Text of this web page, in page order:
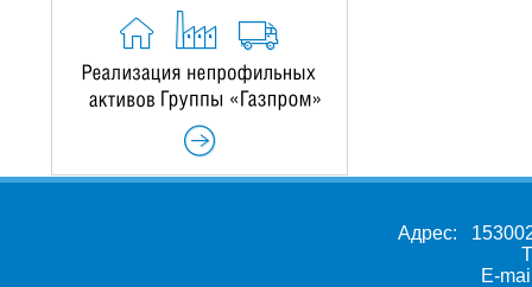
Адрес:
E-